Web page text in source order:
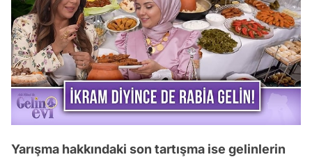
Yarışma hakkındaki son tartışma ise gelinlerin